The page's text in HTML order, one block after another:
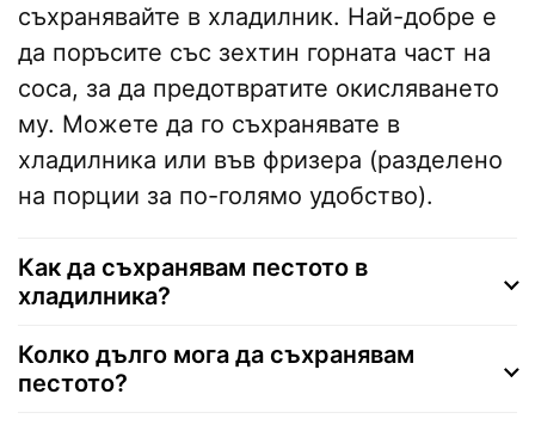
съхранявайте в хладилник. Най-добре е
да поръсите със зехтин горната част на
соса, за да предотвратите окисляването
му. Можете да го съхранявате в
хладилника или във фризера (разделено
на порции за по-голямо удобство).
Как да съхранявам пестото в
хладилника?
Колко дълго мога да съхранявам
пестото?